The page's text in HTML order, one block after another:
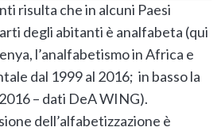
risulta che in alcuni Paesi
degli abitanti è analfabeta (qui
l’analfabetismo in Africa e
dal 1999 al 2016; in basso la
– dati DeA WING).
dell’alfabetizzazione è